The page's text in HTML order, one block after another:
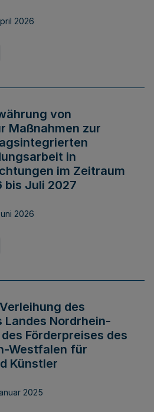
2026
von
Maßnahmen zur
in
im Zeitraum
bis Juli 2027
2026
des
Landes Nordrhein-
Förderpreises des
Westfalen für
Künstler
2025